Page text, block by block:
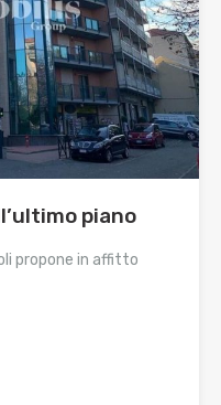
piano
propone in affitto